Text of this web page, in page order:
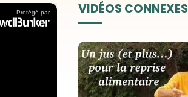
VIDÉOS CONNEXES